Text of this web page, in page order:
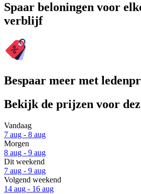
Spaar beloningen voor
verblijf
Bespaar meer met
Bekijk de prijzen voor
Vandaag
7 aug - 8 aug
Morgen
8 aug - 9 aug
Dit weekend
7 aug - 9 aug
Volgend weekend
14 aug - 16 aug